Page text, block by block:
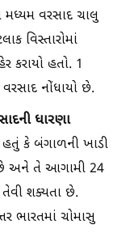
વરસાદ ચાલુ
વિસ્તારોમાં
કરાયો હતો. 1
નોંધાયો છે.
ધારણા
કે બંગાળની ખાડી
છે અને તે આગામી 24
તેવી શક્યતા છે.
ભારતમાં ચોમાસુ